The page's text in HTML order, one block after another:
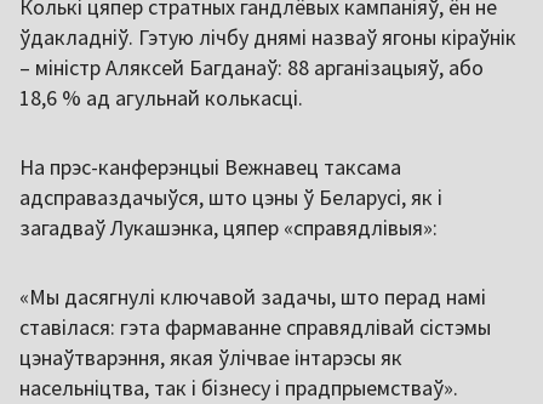
Колькі цяпер стратных гандлёвых кампаніяў, ён не
ўдакладніў. Гэтую лічбу днямі назваў ягоны кіраўнік
– міністр Аляксей Багданаў: 88 арганізацыяў, або
18,6 % ад агульнай колькасці.
На прэс-канферэнцыі Вежнавец таксама
адсправаздачыўся, што цэны ў Беларусі, як і
загадваў Лукашэнка, цяпер «справядлівыя»:
«Мы дасягнулі ключавой задачы, што перад намі
ставілася: гэта фармаванне справядлівай сістэмы
цэнаўтварэння, якая ўлічвае інтарэсы як
насельніцтва, так і бізнесу і прадпрыемстваў».